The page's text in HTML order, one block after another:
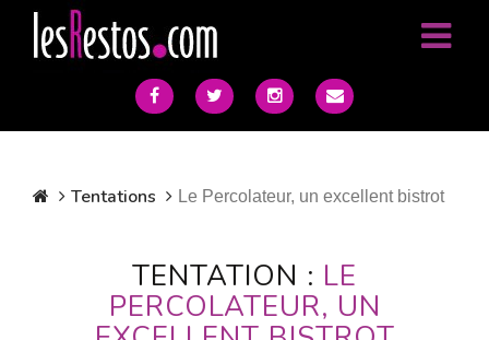
Tentations Le Percolateur, un excellent bistrot
TENTATION : LE
PERCOLATEUR, UN